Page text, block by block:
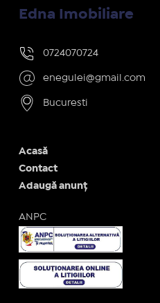
Edna Imobiliare
0724070724
enegulei@gmail.com
Bucuresti
Acasă
Contact
Adaugă anunț
ANPC